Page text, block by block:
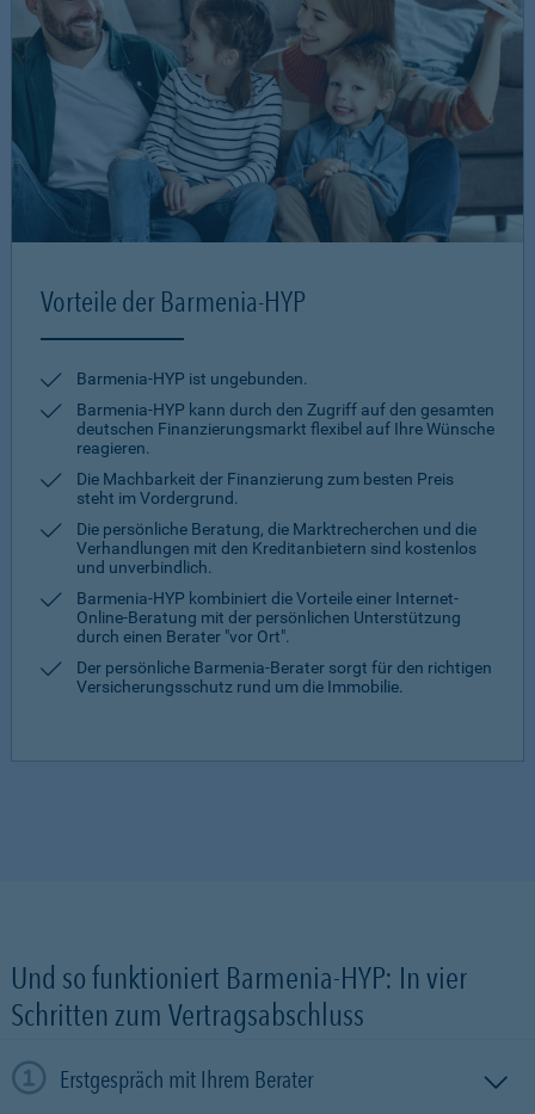
Vorteile der Barmenia-HYP
Barmenia-HYP ist ungebunden.
Barmenia-HYP kann durch den Zugriff auf den gesamten
deutschen Finanzierungsmarkt flexibel auf Ihre Wünsche
reagieren.
Die Machbarkeit der Finanzierung zum besten Preis
steht im Vordergrund.
Die persönliche Beratung, die Marktrecherchen und die
Verhandlungen mit den Kreditanbietern sind kostenlos
und unverbindlich.
Barmenia-HYP kombiniert die Vorteile einer Internet-
Online-Beratung mit der persönlichen Unterstützung
durch einen Berater "vor Ort".
Der persönliche Barmenia-Berater sorgt für den richtigen
Versicherungsschutz rund um die Immobilie.
Und so funktioniert Barmenia-HYP: In vier
Schritten zum Vertragsabschluss
Erstgespräch mit Ihrem Berater